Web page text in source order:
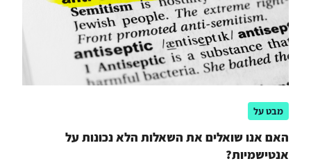
מבט על
האם אנו שואלים את השאלות הלא נכונות על
אנטישמיות?